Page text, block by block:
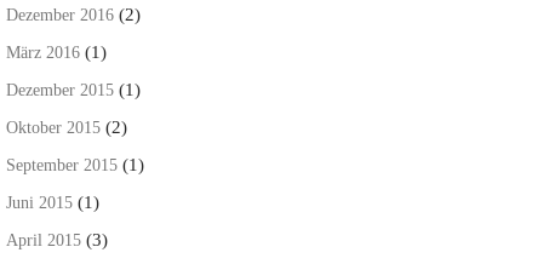
Dezember 2016 (2)
März 2016 (1)
Dezember 2015 (1)
Oktober 2015 (2)
September 2015 (1)
Juni 2015 (1)
April 2015 (3)